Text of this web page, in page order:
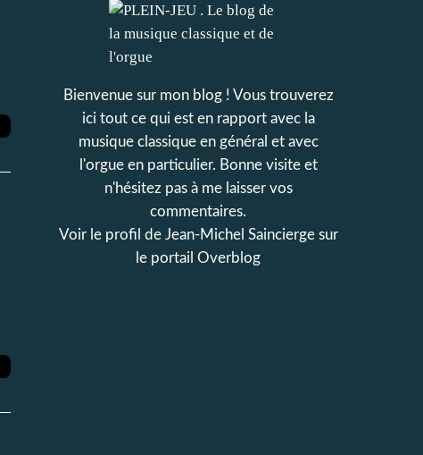
Bienvenue sur mon blog ! Vous trouverez
ici tout ce qui est en rapport avec la
musique classique en général et avec
l'orgue en particulier. Bonne visite et
n'hésitez pas à me laisser vos
commentaires.
Voir le profil de Jean-Michel Sainciergesur
le portail Overblog